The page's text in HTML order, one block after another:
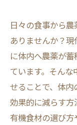
日々の食事から
ありませんか？
に体内へ農薬が
ています。そん
せることで、体
効果的に減らす方
有機食材の選び